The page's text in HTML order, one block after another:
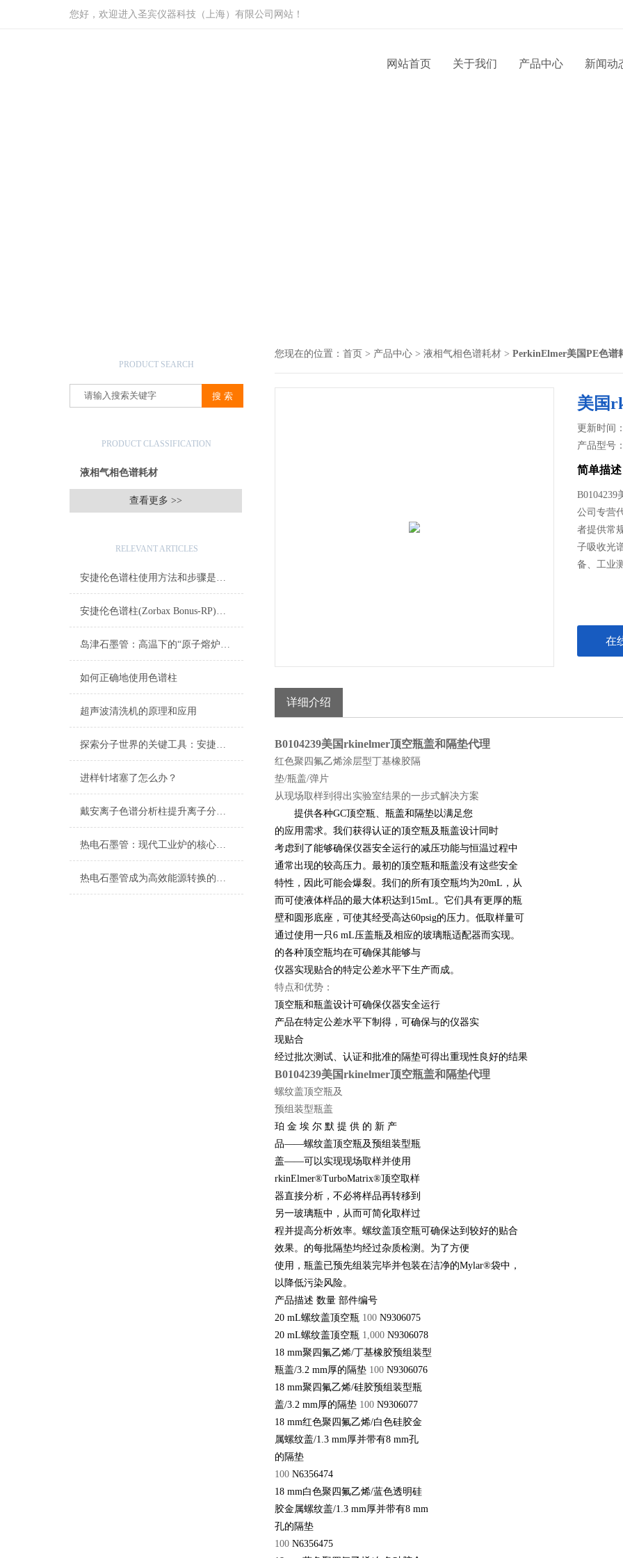
您好，欢迎进入圣宾仪器科技（上海）有限公司网站！
网站首页 关于我们 产品中心 新闻动
PRODUCT SEARCH
PRODUCT CLASSIFICATION
液相气相色谱耗材
查看更多 >>
RELEVANT ARTICLES
安捷伦色谱柱使用方法和步骤是怎样的？
安捷伦色谱柱(Zorbax Bonus-RP)：难分离碱性化合物的峰形利器
岛津石墨管：高温下的“原子熔炉”，痕量分析的基石
如何正确地使用色谱柱
超声波清洗机的原理和应用
探索分子世界的关键工具：安捷伦色谱柱的技术优势与应用
进样针堵塞了怎么办？
戴安离子色谱分析柱提升离子分析精度与效率
热电石墨管：现代工业炉的核心组件
热电石墨管成为高效能源转换的未来选择
您现在的位置： 首页 > 产品中心 > 液相气相色谱耗材 > PerkinElmer美国PE色谱
美国
更新时间
产品型号
简单描述
公司专营
者提供常
子吸收光
备、工业
在
详细介绍
B0104239美国rkinelmer顶空瓶盖和隔垫代理
红色聚四氟乙烯涂层型丁基橡胶隔
垫/瓶盖/弹片
从现场取样到得出实验室结果的一步式解决方案
提供各种GC顶空瓶、瓶盖和隔垫以满足您
的应用需求。我们获得认证的顶空瓶及瓶盖设计同时
考虑到了能够确保仪器安全运行的减压功能与恒温过程中
通常出现的较高压力。最初的顶空瓶和瓶盖没有这些安全
特性，因此可能会爆裂。我们的所有顶空瓶均为20mL，从
而可使液体样品的最大体积达到15mL。它们具有更厚的瓶
壁和圆形底座，可使其经受高达60psig的压力。低取样量可
通过使用一只6 mL压盖瓶及相应的玻璃瓶适配器而实现。
的各种顶空瓶均在可确保其能够与
仪器实现贴合的特定公差水平下生产而成。
特点和优势：
顶空瓶和瓶盖设计可确保仪器安全运行
产品在特定公差水平下制得，可确保与的仪器实
现贴合
经过批次测试、认证和批准的隔垫可得出重现性良好的结果
B0104239美国rkinelmer顶空瓶盖和隔垫代理
螺纹盖顶空瓶及
预组装型瓶盖
珀 金 埃 尔 默 提 供 的 新 产
品——螺纹盖顶空瓶及预组装型瓶
盖——可以实现现场取样并使用
rkinElmer®TurboMatrix®顶空取样
器直接分析，不必将样品再转移到
另一玻璃瓶中，从而可简化取样过
程并提高分析效率。螺纹盖顶空瓶可确保达到较好的贴合
效果。的每批隔垫均经过杂质检测。为了方便
使用，瓶盖已预先组装完毕并包装在洁净的Mylar®袋中，
以降低污染风险。
产品描述 数量 部件编号
20 mL螺纹盖顶空瓶 100 N9306075
20 mL螺纹盖顶空瓶 1,000 N9306078
18 mm聚四氟乙烯/丁基橡胶预组装型
瓶盖/3.2 mm厚的隔垫 100 N9306076
18 mm聚四氟乙烯/硅胶预组装型瓶
盖/3.2 mm厚的隔垫 100 N9306077
18 mm红色聚四氟乙烯/白色硅胶金
属螺纹盖/1.3 mm厚并带有8 mm孔
的隔垫
100 N6356474
18 mm白色聚四氟乙烯/蓝色透明硅
胶金属螺纹盖/1.3 mm厚并带有8 mm
孔的隔垫
100 N6356475